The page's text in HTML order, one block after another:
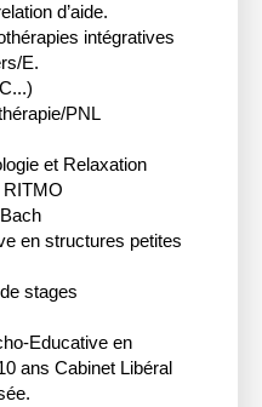
d’aide.
intégratives
E.
PNL
et Relaxation
RITMO
en structures petites
stages
Educative en
ans Cabinet Libéral